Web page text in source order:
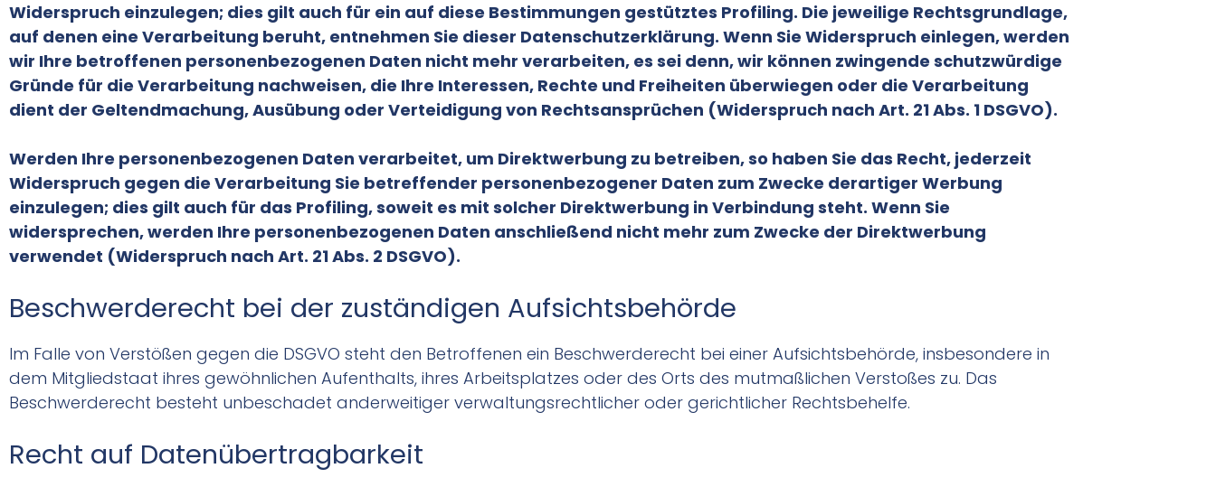
Widerspruch einzulegen; dies gilt auch für ein auf diese Bestimmungen gestütztes Profiling. Die jeweilige Rechtsgrundlage,
auf denen eine Verarbeitung beruht, entnehmen Sie dieser Datenschutzerklärung. Wenn Sie Widerspruch einlegen, werden
wir Ihre betroffenen personenbezogenen Daten nicht mehr verarbeiten, es sei denn, wir können zwingende schutzwürdige
Gründe für die Verarbeitung nachweisen, die Ihre Interessen, Rechte und Freiheiten überwiegen oder die Verarbeitung
dient der Geltendmachung, Ausübung oder Verteidigung von Rechtsansprüchen (Widerspruch nach Art. 21 Abs. 1 DSGVO).
Werden Ihre personenbezogenen Daten verarbeitet, um Direktwerbung zu betreiben, so haben Sie das Recht, jederzeit
Widerspruch gegen die Verarbeitung Sie betreffender personenbezogener Daten zum Zwecke derartiger Werbung
einzulegen; dies gilt auch für das Profiling, soweit es mit solcher Direktwerbung in Verbindung steht. Wenn Sie
widersprechen, werden Ihre personenbezogenen Daten anschließend nicht mehr zum Zwecke der Direktwerbung
verwendet (Widerspruch nach Art. 21 Abs. 2 DSGVO).
Beschwerderecht bei der zuständigen Aufsichtsbehörde
Im Falle von Verstößen gegen die DSGVO steht den Betroffenen ein Beschwerderecht bei einer Aufsichtsbehörde, insbesondere in
dem Mitgliedstaat ihres gewöhnlichen Aufenthalts, ihres Arbeitsplatzes oder des Orts des mutmaßlichen Verstoßes zu. Das
Beschwerderecht besteht unbeschadet anderweitiger verwaltungsrechtlicher oder gerichtlicher Rechtsbehelfe.
Recht auf Datenübertragbarkeit